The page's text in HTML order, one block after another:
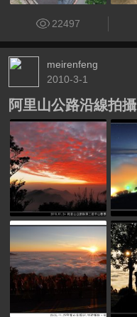
22497
meirenfeng
2010-3-1
阿里山公路沿線拍